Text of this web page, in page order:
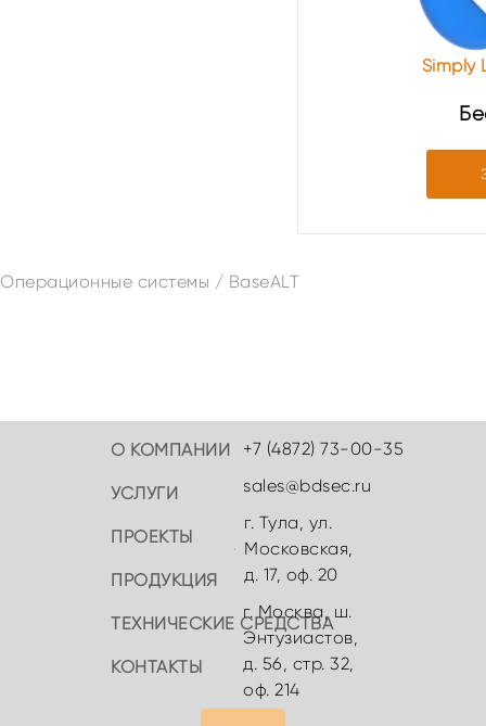
Simply
Операционные системы / BaseALT
О КОМПАНИИ
УСЛУГИ
ПРОЕКТЫ
ПРОДУКЦИЯ
ТЕХНИЧЕСКИЕ СРЕДСТВА
КОНТАКТЫ
+7 (4872) 73-00-35
sales@bdsec.ru
г. Тула, ул.
Московская,
д. 17, оф. 20
г. Москва, ш.
Энтузиастов,
д. 56, стр. 32,
оф. 214